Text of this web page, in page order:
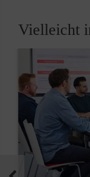
Vielleicht